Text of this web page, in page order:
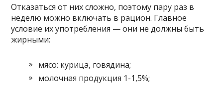
Отказаться от них сложно, поэтому пару раз в
неделю можно включать в рацион. Главное
условие их употребления — они не должны быть
жирными:
мясо: курица, говядина;
молочная продукция 1-1,5%;